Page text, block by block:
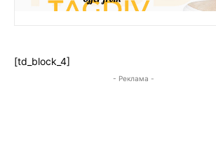
[td_block_4]
- Реклама -